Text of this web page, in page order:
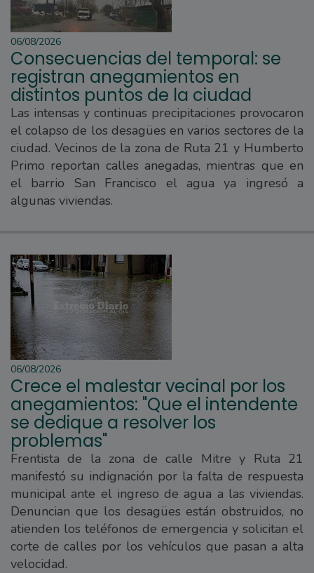
06/08/2026
Consecuencias del temporal: se
registran anegamientos en
distintos puntos de la ciudad
Las intensas y continuas precipitaciones provocaron
el colapso de los desagües en varios sectores de la
ciudad. Vecinos de la zona de Ruta 21 y Humberto
Primo reportan calles anegadas, mientras que en
el barrio San Francisco el agua ya ingresó a
algunas viviendas.
06/08/2026
Crece el malestar vecinal por los
anegamientos: "Que el intendente
se dedique a resolver los
problemas"
Frentista de la zona de calle Mitre y Ruta 21
manifestó su indignación por la falta de respuesta
municipal ante el ingreso de agua a las viviendas.
Denuncian que los desagües están obstruidos, no
atienden los teléfonos de emergencia y solicitan el
corte de calles por los vehículos que pasan a alta
velocidad.